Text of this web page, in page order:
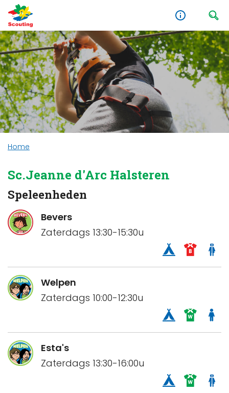
Home
Sc.Jeanne d'Arc Halsteren
Speleenheden
Bevers
Zaterdags 13:30-15:30u
Welpen
Zaterdags 10:00-12:30u
Esta's
Zaterdags 13:30-16:00u